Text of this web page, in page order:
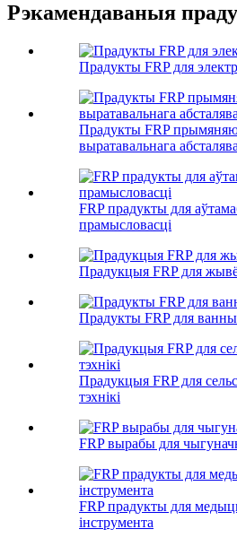
Рэкамендаваныя
Прадукты FRP для
Прадукты FRP
выратавальнага
FRP прадукты для
прамысловасці
Прадукцыя FRP для
Прадукты FRP для
Прадукцыя FRP для
тэхнікі
FRP вырабы для
FRP прадукты для
інструмента